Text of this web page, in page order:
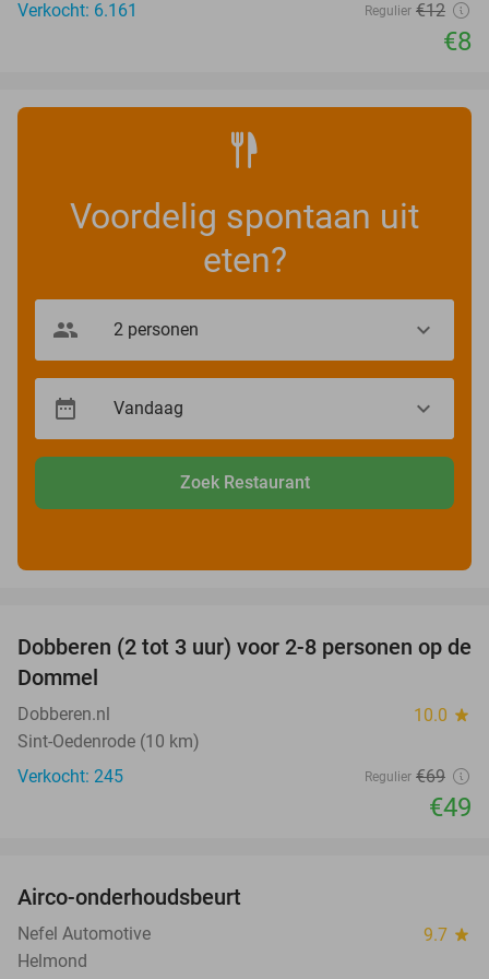
Verkocht: 6.161 Regulier €12
€8
Voordelig spontaan uit
eten?
Zoek Restaurant
29%
Dobberen (2 tot 3 uur) voor 2-8 personen op de
Dommel
Dobberen.nl 10.0 star
Sint-Oedenrode (10 km)
Verkocht: 245
Regulier €69
€49
Airco-onderhoudsbeurt
Nefel Automotive 9.7 star
Helmond